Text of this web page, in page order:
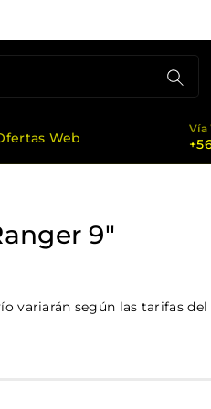
Web
Vía
9"
variarán según las tarifas